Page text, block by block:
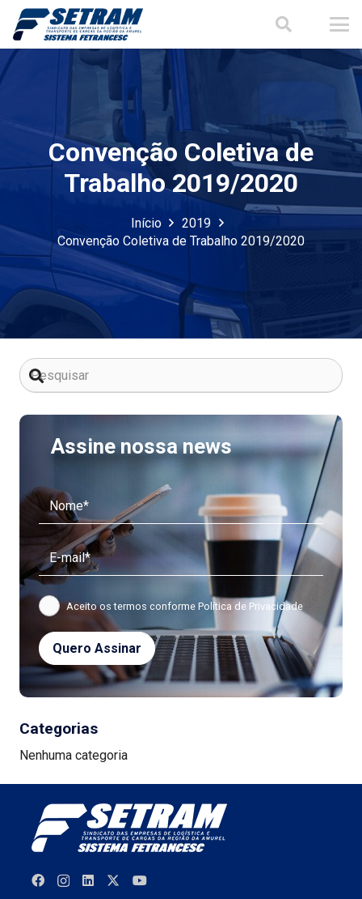
Convenção Coletiva de
Trabalho 2019/2020
Início
2019
Convenção Coletiva de Trabalho 2019/2020
Assine nossa news
Aceito os termos conforme Política de Privacidade
Categorias
Nenhuma categoria